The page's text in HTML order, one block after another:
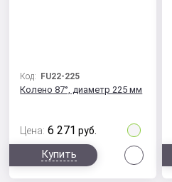
Код: FU22-225
Колено 87°, диаметр 225 мм
Цена: 6 271 руб.
Купить